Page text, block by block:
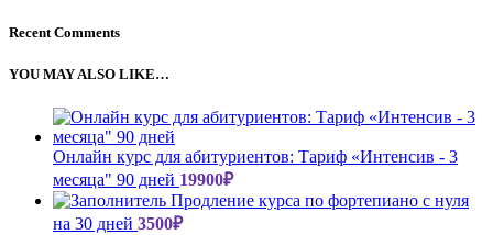
Recent Comments
YOU MAY ALSO LIKE…
Онлайн курс для абитуриентов: Тариф «Интенсив - 3
месяца" 90 дней 19900₽
Продление курса по фортепиано с нуля
на 30 дней 3500₽